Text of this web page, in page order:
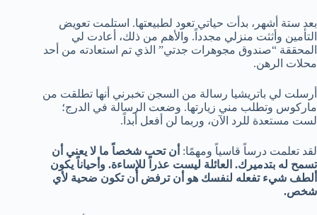
بعد ستة أشهر، بدأت حياتي تعود لطبيعتها. استلمت تعويض
التأمين وأثثت منزلي مجدداً. والأهم من ذلك، أعادت لي
المحققة “صندوق مجوهرات جدتي” الذي تم استعادته من أحد
محلات الرهن.
أرسلت لي باتريشيا رسالة من السجن تخبرني أنها تطلقت من
ماركوس وتطلب مني زيارتها. وضعت الرسالة في الدرج؛
لست مستعدة للرد الآن، وربما لن أفعل أبداً.
لقد تعلمت درساً قاسياً ومهمًا: أن تحب شخصاً ما لا يعني أن
تسمح له بتدميرك. العائلة ليست عذراً للإساءة. وأحياناً يكون
ألطف شيء تفعله لنفسك هو أن ترفض أن تكون ضحية لأي
شخص.